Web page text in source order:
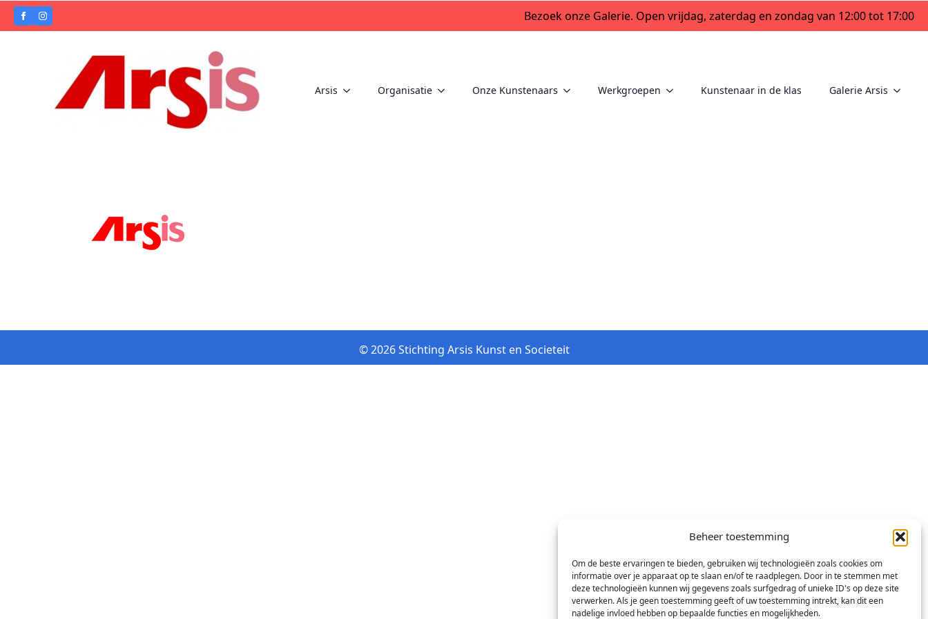
Beheer toestemming
Om de beste ervaringen te bieden, gebruiken wij technologieën zoals cookies om
informatie over je apparaat op te slaan en/of te raadplegen. Door in te stemmen met
deze technologieën kunnen wij gegevens zoals surfgedrag of unieke ID's op deze site
verwerken. Als je geen toestemming geeft of uw toestemming intrekt, kan dit een
nadelige invloed hebben op bepaalde functies en mogelijkheden.
Bezoek onze Galerie. Open vrijdag, zaterdag en zondag van 12:00 tot 17:00
Arsis Organisatie Onze Kunstenaars Werkgroepen Kunstenaar in de klas Galerie Arsis
© 2026 Stichting Arsis Kunst en Societeit